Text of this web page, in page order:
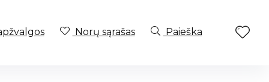
Norų sąrašas Paieška